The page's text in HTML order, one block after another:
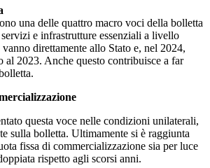
una delle quattro macro voci della bolletta
e infrastrutture essenziali a livello
direttamente allo Stato e, nel 2024,
al 2023. Anche questo contribuisce a far
questa voce nelle condizioni unilaterali,
sulla bolletta. Ultimamente si è raggiunta
fissa di commercializzazione sia per luce
rispetto agli scorsi anni.